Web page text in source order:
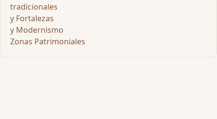
tradicionales
y Fortalezas
y Modernismo
Zonas Patrimoniales